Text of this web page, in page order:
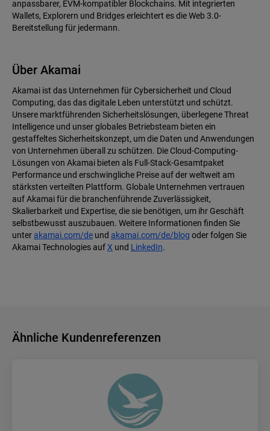
anpassbarer, EVM-kompatibler Blockchains. Mit integrierten
Wallets, Explorern und Bridges erleichtert es die Web 3.0-
Bereitstellung für jedermann.
Über Akamai
Akamai ist das Unternehmen für Cybersicherheit und Cloud
Computing, das das digitale Leben unterstützt und schützt.
Unsere marktführenden Sicherheitslösungen, überlegene Threat
Intelligence und unser globales Betriebsteam bieten ein
gestaffeltes Sicherheitskonzept, um die Daten und Anwendungen
von Unternehmen überall zu schützen. Die Cloud-Computing-
Lösungen von Akamai bieten als Full-Stack-Gesamtpaket
Performance und erschwingliche Preise auf der weltweit am
stärksten verteilten Plattform. Globale Unternehmen vertrauen
auf Akamai für die branchenführende Zuverlässigkeit,
Skalierbarkeit und Expertise, die sie benötigen, um ihr Geschäft
selbstbewusst auszubauen. Weitere Informationen finden Sie
unterakamai.com/de und akamai.com/de/blog oder folgen Sie
Akamai Technologies aufX und LinkedIn.
Ähnliche Kundenreferenzen